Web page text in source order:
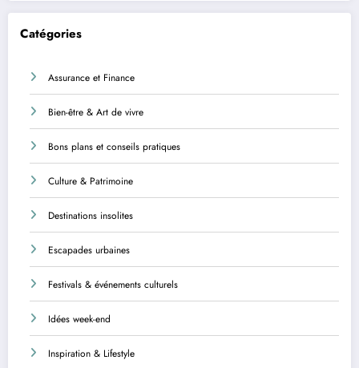
Catégories
Assurance et Finance
Bien-être & Art de vivre
Bons plans et conseils pratiques
Culture & Patrimoine
Destinations insolites
Escapades urbaines
Festivals & événements culturels
Idées week-end
Inspiration & Lifestyle